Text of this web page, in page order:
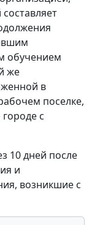
обучением
же
в
поселке,
с
10 дней после
и
возникшие с